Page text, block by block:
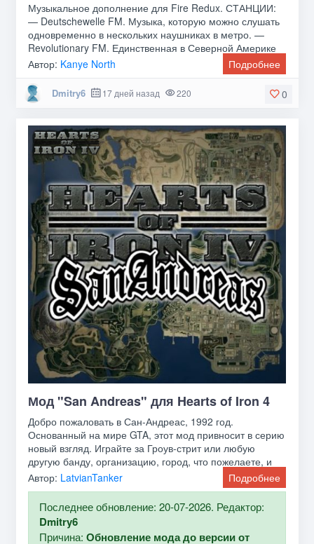
Музыкальное дополнение для Fire Redux. СТАНЦИИ:
— Deutschewelle FM. Музыка, которую можно слушать
одновременно в нескольких наушниках в метро. —
Revolutionary FM. Единственная в Северной Америке
Автор: Kanye North Подробнее
0
Dmitry6 17 дней назад 220
Мод "San Andreas" для Hearts of Iron 4
Добро пожаловать в Сан-Андреас, 1992 год.
Основанный на мире GTA, этот мод привносит в серию
новый взгляд. Играйте за Гроув-стрит или любую
другую банду, организацию, город, что пожелаете, и
покорите
Автор: LatvianTanker Подробнее
Последнее обновление: 20-07-2026. Редактор:
Dmitry6
Причина: Обновление мода до версии от